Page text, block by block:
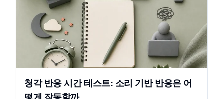
청각 반응 시간 테스트: 소리 기반 반응은 어